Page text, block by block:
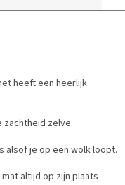
heeft een heerlijk
zelve.
alsof je op een wolk loopt.
altijd op zijn plaats